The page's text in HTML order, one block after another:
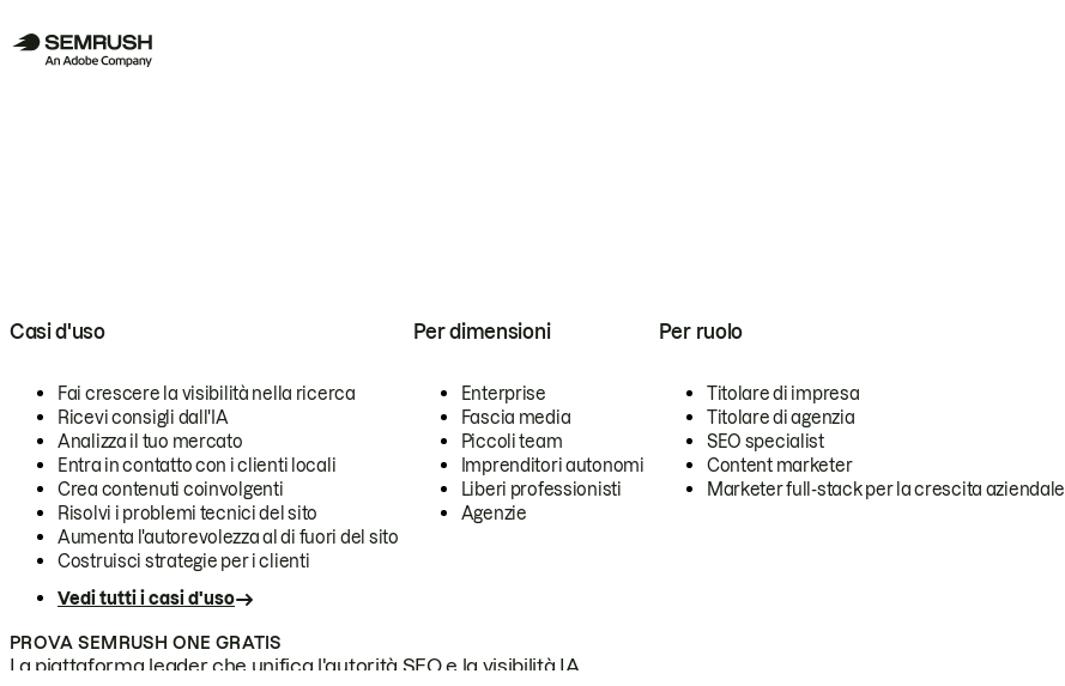
Casi d'uso
Fai crescere la visibilità nella ricerca
Ricevi consigli dall'IA
Analizza il tuo mercato
Entra in contatto con i clienti locali
Crea contenuti coinvolgenti
Risolvi i problemi tecnici del sito
Aumenta l'autorevolezza al di fuori del sito
Costruisci strategie per i clienti
Vedi tutti i casi d'uso
Per dimensioni
Enterprise
Fascia media
Piccoli team
Imprenditori autonomi
Liberi professionisti
Agenzie
Per ruolo
Titolare di impresa
Titolare di agenzia
SEO specialist
Content marketer
Marketer full-stack per la crescita aziendale
PROVA SEMRUSH ONE GRATIS
La piattaforma leader che unifica l'autorità SEO e la visibilità IA.